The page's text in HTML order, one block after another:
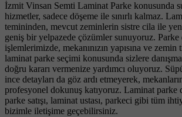
İzmit Vinsan Semti Laminat Parke konusunda
hizmetler, sadece döşeme ile sınırlı kalmaz.
temininden, mevcut zeminlerin sistre cila ile
geniş bir yelpazede çözümler sunuyoruz. Parke
işlemlerimizde, mekanınızın yapısına ve
laminat parke seçimi konusunda sizlere
doğru kararı vermenize yardımcı oluyoruz.
ince detayları da göz ardı etmeyerek,
profesyonel dokunuş katıyoruz. Laminat parke
parke satışı, laminat ustası, parkeci gibi tüm
bizimle iletişime geçebilirsiniz.